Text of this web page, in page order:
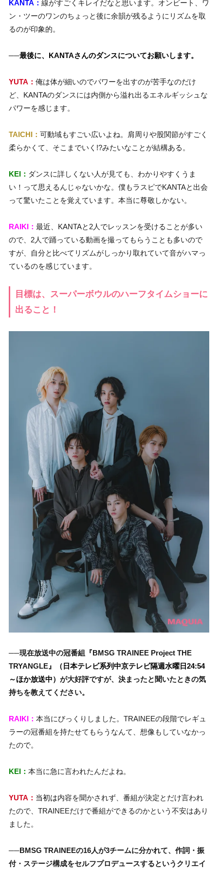
KANTA： 線がすごくキレイだなと思います。オンビート、ワ
ン・ツーのワンのちょっと後に余韻が残るようにリズムを取
るのが印象的。
──最後に、KANTAさんのダンスについてお願いします。
YUTA： 俺は体が細いのでパワーを出すのが苦手なのだけ
ど、KANTAのダンスには内側から溢れ出るエネルギッシュな
パワーを感じます。
TAICHI： 可動域もすごい広いよね。肩周りや股関節がすごく
柔らかくて、そこまでいく!?みたいなことが結構ある。
KEI： ダンスに詳しくない人が見ても、わかりやすくうま
い！って思えるんじゃないかな。僕もラスピでKANTAと出会
って驚いたことを覚えています。本当に尊敬しかない。
RAIKI： 最近、KANTAと2人でレッスンを受けることが多い
ので、2人で踊っている動画を撮ってもらうことも多いので
すが、自分と比べてリズムがしっかり取れていて音がハマっ
ているのを感じています。
目標は、スーパーボウルのハーフタイムショーに
出ること！
──現在放送中の冠番組『BMSG TRAINEE Project THE
TRYANGLE』
（日本テレビ系列中京テレビ隔週水曜日24:54
～ほか放送中） が大好評ですが、決まったと聞いたときの気
持ちを教えてください。
RAIKI： 本当にびっくりしました。TRAINEEの段階でレギュ
ラーの冠番組を持たせてもらうなんて、想像もしていなかっ
たので。
KEI： 本当に急に言われたんだよね。
YUTA： 当初は内容を聞かされず、番組が決定とだけ言われ
たので、TRAINEEだけで番組ができるのかという不安はあり
ました。
──BMSG TRAINEEの16人が3チームに分かれて、作詞・振
付・ステージ構成をセルフプロデュースするというクリエイ